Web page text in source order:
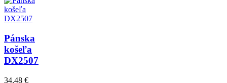
Pánska
košeľa
DX2507
34,48 €